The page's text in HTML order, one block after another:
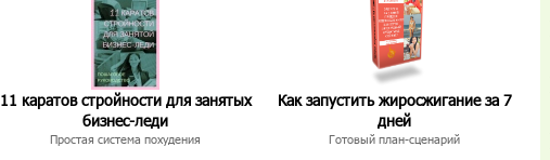
11 каратов стройности для занятых
бизнес-леди
Простая система похудения
Как запустить жиросжигание за 7
дней
Готовый план-сценарий